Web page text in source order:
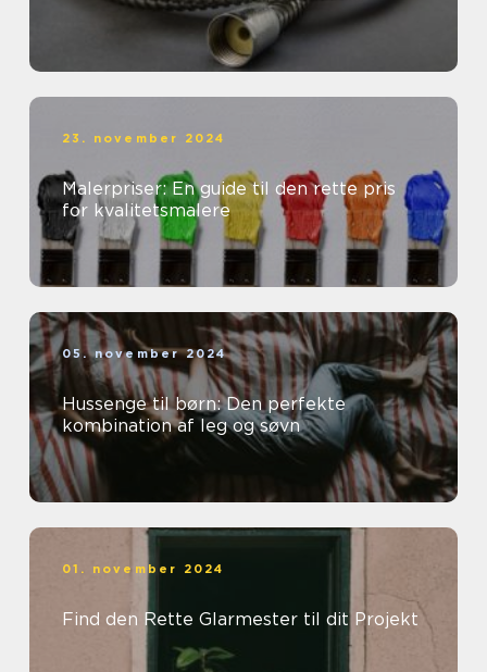
23. november 2024
Malerpriser: En guide til den rette pris
for kvalitetsmalere
05. november 2024
Hussenge til børn: Den perfekte
kombination af leg og søvn
01. november 2024
Find den Rette Glarmester til dit Projekt